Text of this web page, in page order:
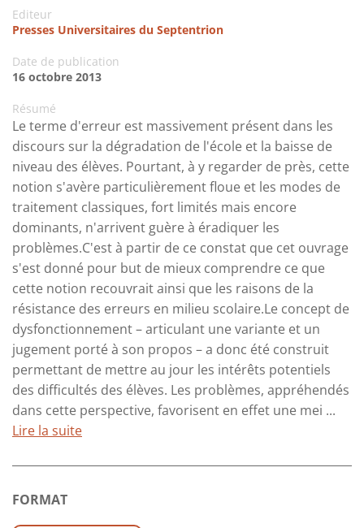
Editeur
Presses Universitaires du Septentrion
Date de publication
16 octobre 2013
Résumé
Le terme d'erreur est massivement présent dans les
discours sur la dégradation de l'école et la baisse de
niveau des élèves. Pourtant, à y regarder de près, cette
notion s'avère particulièrement floue et les modes de
traitement classiques, fort limités mais encore
dominants, n'arrivent guère à éradiquer les
problèmes.C'est à partir de ce constat que cet ouvrage
s'est donné pour but de mieux comprendre ce que
cette notion recouvrait ainsi que les raisons de la
résistance des erreurs en milieu scolaire.Le concept de
dysfonctionnement – articulant une variante et un
jugement porté à son propos – a donc été construit
permettant de mettre au jour les intérêts potentiels
des difficultés des élèves. Les problèmes, appréhendés
dans cette perspective, favorisent en effet une mei ...
Lire la suite
FORMAT